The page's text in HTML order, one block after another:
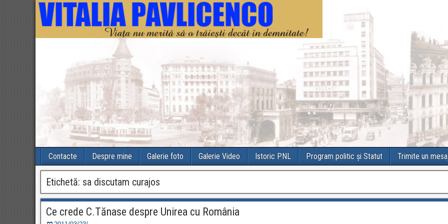
Contacte Despre mine Galerie foto Galerie Video Istoric PNL Program politic și Statut Trimite un
Etichetă: sa discutam curajos
Ce crede C.Tănase despre Unirea cu România